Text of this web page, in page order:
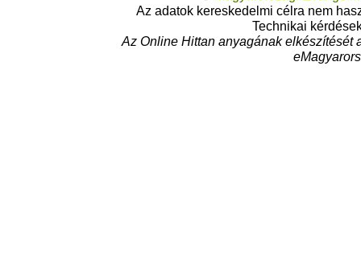
Az adatok kereskedelmi célra nem
Technikai
Az Online Hittan anyagának elkészítését